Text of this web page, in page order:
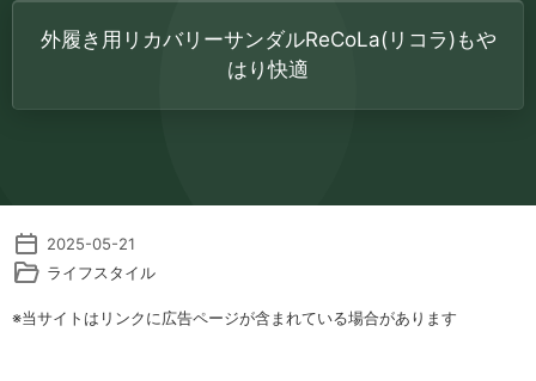
社労士のための監督署対応相談
ライフスタイル
外履き用リカバリーサンダルReCoLa(リコラ)もや
はり快適
2025-05-21
ライフスタイル
※当サイトはリンクに広告ページが含まれている場合があります